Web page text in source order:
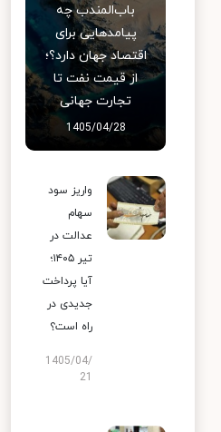
باب‌المندب چه
پیامدهایی برای
اقتصاد جهان دارد؟؛
از قیمت نفت تا
تجارت جهانی
1405/04/28
واریز سود
سهام
عدالت در
تیر ۱۴۰۵؛
آیا پرداخت
جدیدی در
راه است؟
1405/04/